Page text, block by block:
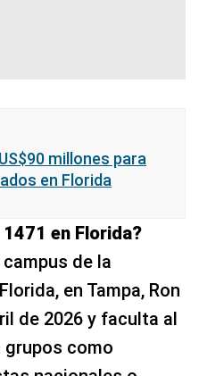
millones para
en Florida
en Florida?
de la
en Tampa, Ron
de 2026 y faculta al
grupos como